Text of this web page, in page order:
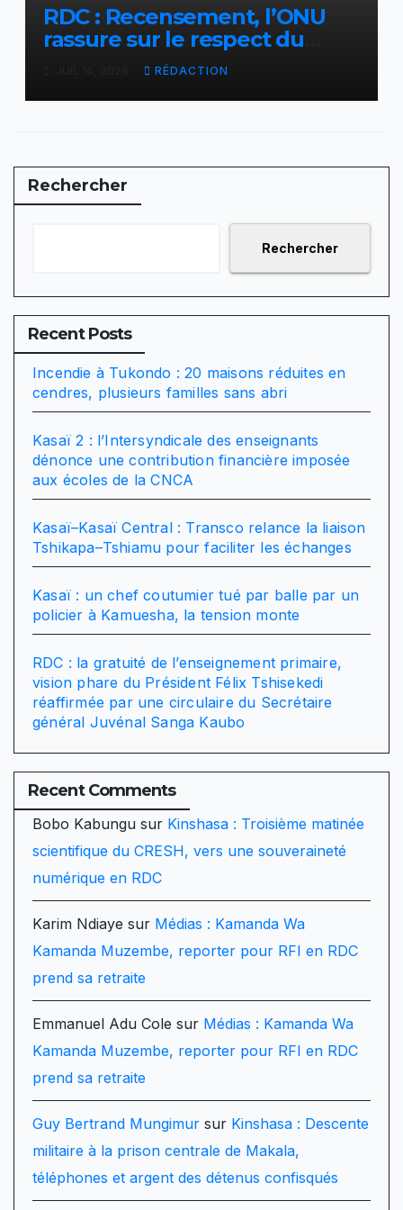
RDC : Recensement, l’ONU
rassure sur le respect du
calendrier constitutionnel
RÉDACTION
Rechercher
Rechercher
Recent Posts
Incendie à Tukondo : 20 maisons réduites en
cendres, plusieurs familles sans abri
Kasaï 2 : l’Intersyndicale des enseignants
dénonce une contribution financière imposée
aux écoles de la CNCA
Kasaï–Kasaï Central : Transco relance la liaison
Tshikapa–Tshiamu pour faciliter les échanges
Kasaï : un chef coutumier tué par balle par un
policier à Kamuesha, la tension monte
RDC : la gratuité de l’enseignement primaire,
vision phare du Président Félix Tshisekedi
réaffirmée par une circulaire du Secrétaire
général Juvénal Sanga Kaubo
Recent Comments
Bobo Kabungu sur Kinshasa : Troisième matinée
scientifique du CRESH, vers une souveraineté
numérique en RDC
Karim Ndiaye sur Médias : Kamanda Wa
Kamanda Muzembe, reporter pour RFI en RDC
prend sa retraite
Emmanuel Adu Cole sur Médias : Kamanda Wa
Kamanda Muzembe, reporter pour RFI en RDC
prend sa retraite
Guy Bertrand Mungimur sur Kinshasa : Descente
militaire à la prison centrale de Makala,
téléphones et argent des détenus confisqués